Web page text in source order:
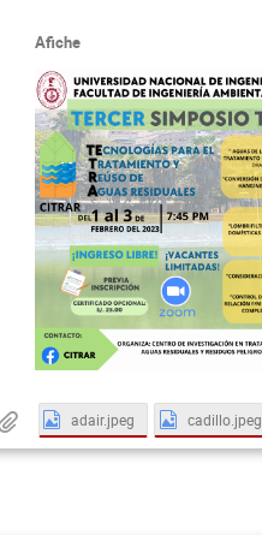
Afiche
adair.jpeg cadillo.jpeg